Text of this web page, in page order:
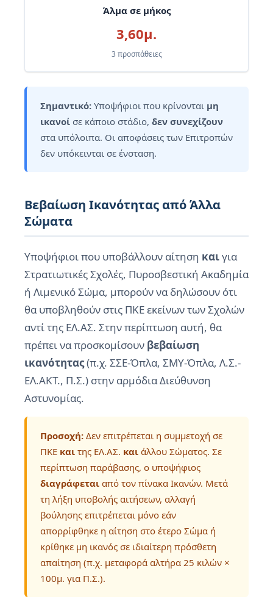
Άλμα σε μήκος
3,60μ.
3 προσπάθειες
Σημαντικό: Υποψήφιοι που κρίνονται μη
ικανοί σε κάποιο στάδιο, δεν συνεχίζουν
στα υπόλοιπα. Οι αποφάσεις των Επιτροπών
δεν υπόκεινται σε ένσταση.
Βεβαίωση Ικανότητας από Άλλα
Σώματα
Υποψήφιοι που υποβάλλουν αίτηση καιγια
Στρατιωτικές Σχολές, Πυροσβεστική Ακαδημία
ή Λιμενικό Σώμα, μπορούν να δηλώσουν ότι
θα υποβληθούν στις ΠΚΕ εκείνων των Σχολών
αντί της ΕΛ.ΑΣ. Στην περίπτωση αυτή, θα
πρέπει να προσκομίσουν βεβαίωση
ικανότητας(π.χ. ΣΣΕ-Όπλα, ΣΜΥ-Όπλα, Λ.Σ.-
ΕΛ.ΑΚΤ., Π.Σ.) στην αρμόδια Διεύθυνση
Αστυνομίας.
Προσοχή: Δεν επιτρέπεται η συμμετοχή σε
ΠΚΕ και της ΕΛ.ΑΣ. και άλλου Σώματος. Σε
περίπτωση παράβασης, ο υποψήφιος
διαγράφεται από τον πίνακα Ικανών. Μετά
τη λήξη υποβολής αιτήσεων, αλλαγή
βούλησης επιτρέπεται μόνο εάν
απορρίφθηκε η αίτηση στο έτερο Σώμα ή
κρίθηκε μη ικανός σε ιδιαίτερη πρόσθετη
απαίτηση (π.χ. μεταφορά αλτήρα 25 κιλών ×
100μ. για Π.Σ.).